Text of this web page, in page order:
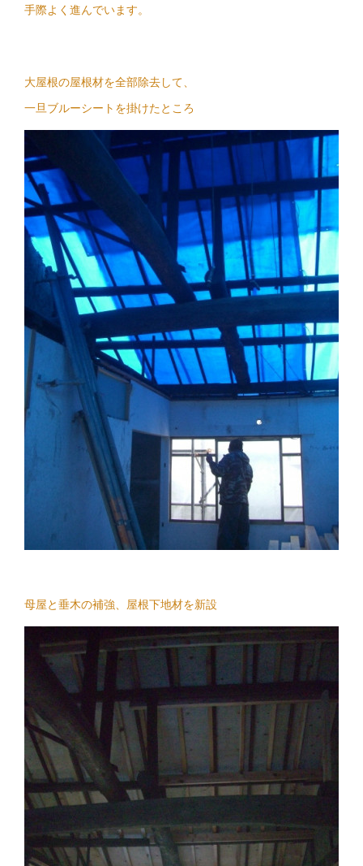
手際よく進んでいます。
大屋根の屋根材を全部除去して、
一旦ブルーシートを掛けたところ
母屋と垂木の補強、屋根下地材を新設